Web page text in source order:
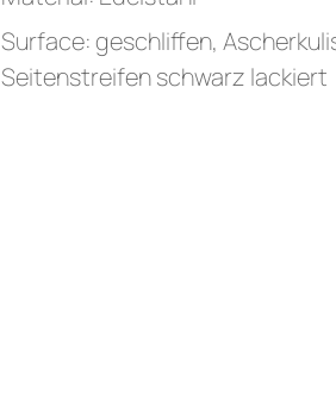
Surface: geschliffen,
Seitenstreifen schwarz lackiert